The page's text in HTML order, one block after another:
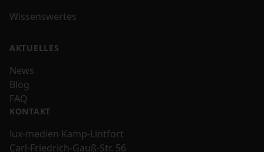
Wissenswertes
AKTUELLES
News
Blog
FAQ
KONTAKT
lux-medien Kamp-Lintfort
Carl-Friedrich-Gauß-Str. 56